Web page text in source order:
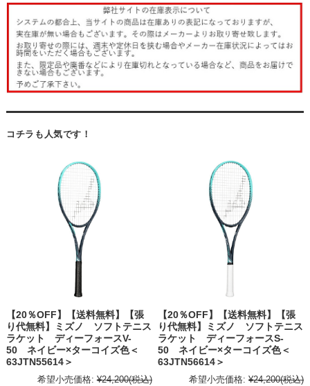
コチラも人気です！
【20％OFF】【送料無料】【張
り代無料】ミズノ ソフトテニス
ラケット ディーフォースV-
50 ネイビー×ターコイズ色＜
63JTN55614＞
希望小売価格: ¥24,200(税込)
【20％OFF】【送料無料】【張
り代無料】ミズノ ソフトテニス
ラケット ディーフォースS-
50 ネイビー×ターコイズ色＜
63JTN56614＞
希望小売価格: ¥24,200(税込)